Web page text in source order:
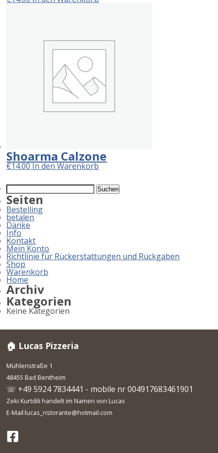
Shoarma Calzone
€14.00In den Warenkorb
Suchen
nach:
Seiten
Bestelling
betalen
Danke
Info
Kontakt
Mein Konto
Richtlinie für Rückerstattungen und Rückgaben
Shop
Warenkorb
Home
Archiv
Kategorien
Keine Kategorien
🏠 Lucas Pizzeria
Mühlenstraße 1
48455 Bad Bentheim
☏ +49 5924 7834441 - mobile nr 004917683461901
Zeki Kurtdili handelt im Namen von Lucas
E-Mail:lucas_ristorante@hotmail.com